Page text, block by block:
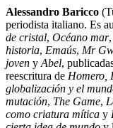
Alessandro Baricco
periodista italiano. Es
de cristal, Océano mar,
historia, Emaús, Mr
joven y Abel,
reescritura de Homero,
globalización y el
mutación, The Game,
como criatura mítica y